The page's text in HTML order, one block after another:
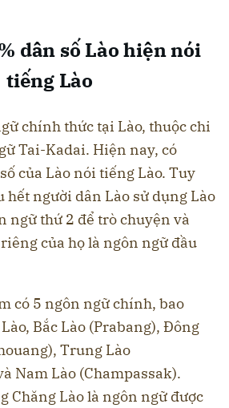
dân số Lào hiện nói
tiếng Lào
chính thức tại Lào, thuộc chi
Tai-Kadai. Hiện nay, có
của Lào nói tiếng Lào. Tuy
hết người dân Lào sử dụng Lào
ngữ thứ 2 để trò chuyện và
của họ là ngôn ngữ đầu
có 5 ngôn ngữ chính, bao
Bắc Lào (Prabang), Đông
Trung Lào
Nam Lào (Champassak).
Chăng Lào là ngôn ngữ được